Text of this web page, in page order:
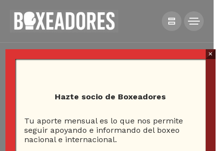
Hazte socio de Boxeadores
Tu aporte mensual es lo que nos permite
seguir apoyando e informando del boxeo
nacional e internacional.
×